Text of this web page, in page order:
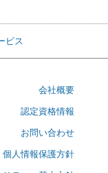
ビス
会社概要
認定資格情報
お問い合わせ
個人情報保護方針